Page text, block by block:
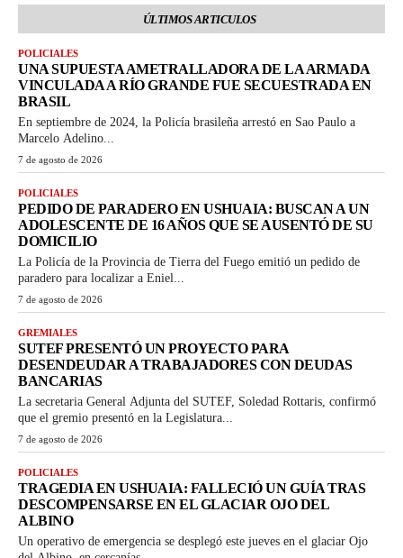
ÚLTIMOS ARTICULOS
POLICIALES
UNA SUPUESTA AMETRALLADORA DE LA ARMADA
VINCULADA A RÍO GRANDE FUE SECUESTRADA EN
BRASIL
En septiembre de 2024, la Policía brasileña arrestó en Sao Paulo a
Marcelo Adelino...
7 de agosto de 2026
POLICIALES
PEDIDO DE PARADERO EN USHUAIA: BUSCAN A UN
ADOLESCENTE DE 16 AÑOS QUE SE AUSENTÓ DE SU
DOMICILIO
La Policía de la Provincia de Tierra del Fuego emitió un pedido de
paradero para localizar a Eniel...
7 de agosto de 2026
GREMIALES
SUTEF PRESENTÓ UN PROYECTO PARA
DESENDEUDAR A TRABAJADORES CON DEUDAS
BANCARIAS
La secretaria General Adjunta del SUTEF, Soledad Rottaris, confirmó
que el gremio presentó en la Legislatura...
7 de agosto de 2026
POLICIALES
TRAGEDIA EN USHUAIA: FALLECIÓ UN GUÍA TRAS
DESCOMPENSARSE EN EL GLACIAR OJO DEL
ALBINO
Un operativo de emergencia se desplegó este jueves en el glaciar Ojo